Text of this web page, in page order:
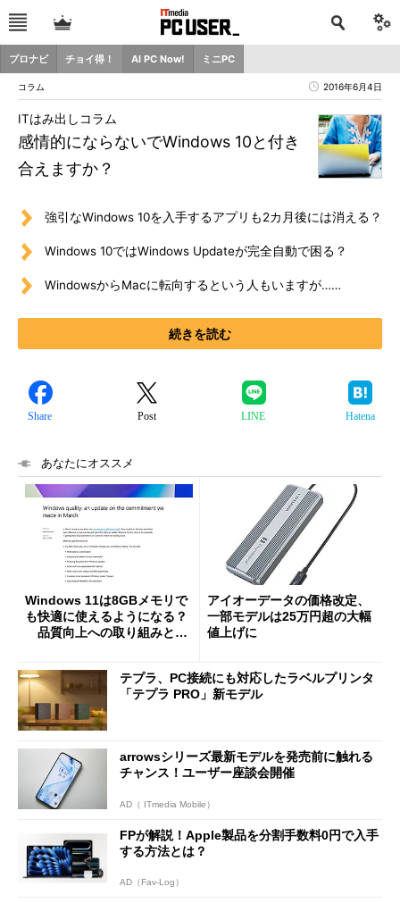
プロナビ チョイ得！ AI PC Now! ミニPC
コラム 2016年6月4日
感情的にならないでWindows 10と付き
合えますか？
ITはみ出しコラム
強引なWindows 10を入手するアプリも2カ月後には消える？
Windows 10ではWindows Updateが完全自動で困る？
WindowsからMacに転向するという人もいますが……
続きを読む
Share Post LINE Hatena
あなたにオススメ
Windows 11は8GBメモリで
も快適に使えるようになる？
品質向上への取り組みと
アイオーデータの価格改定、
一部モデルは25万円超の大幅
値上げに
テプラ、PC接続にも対応したラベルプリンタ
「テプラ PRO」新モデル
arrowsシリーズ最新モデルを発売前に触れる
チャンス！ユーザー座談会開催
AD（ ITmedia Mobile）
FPが解説！Apple製品を分割手数料0円で入手
する方法とは？
AD（Fav-Log）